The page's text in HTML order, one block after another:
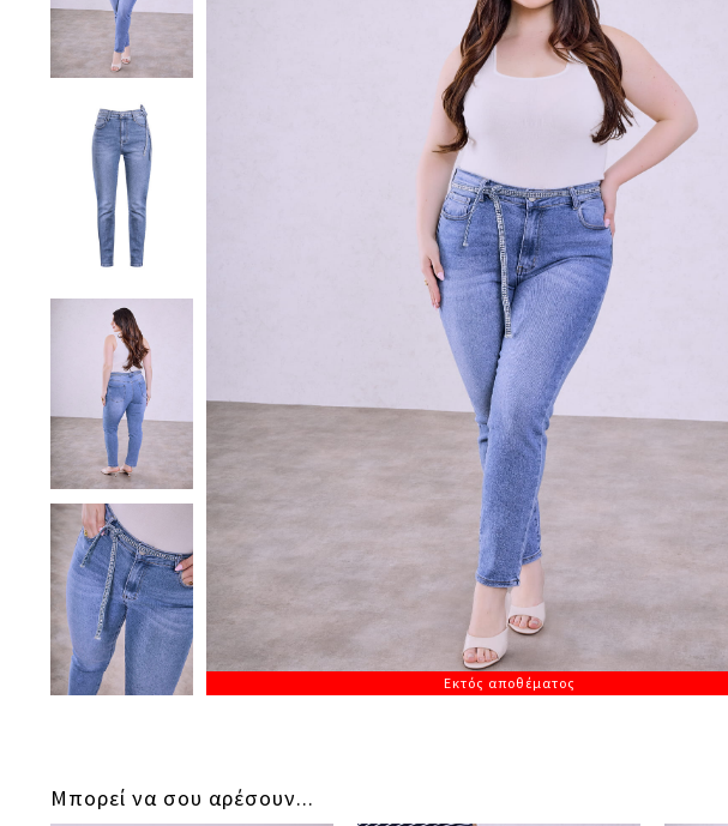
Εκτός αποθέματος
Μπορεί να σου αρέσουν...